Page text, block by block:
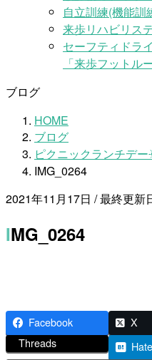
自立訓練(機能
来歩リハビリス
セーフティドラ
「来歩フットル
ブログ
HOME
ブログ
ピクニックランチデ
IMG_0264
2021年11月17日 / 最終更新
IMG_0264
Facebook X
Threads